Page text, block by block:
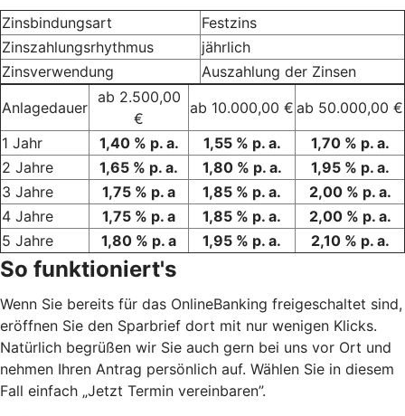
Zinsbindungsart
Festzins
Zinszahlungsrhythmus
jährlich
Zinsverwendung
Auszahlung der Zinsen
Anlagedauer
ab 2.500,00
€
ab 10.000,00 € ab 50.000,00 €
1 Jahr
1,40 % p. a. 1,55 % p. a.
1,70 % p. a.
2 Jahre
1,65 % p. a. 1,80 % p. a.
1,95 % p. a.
3 Jahre
1,75 % p. a 1,85 % p. a.
2,00 % p. a.
4 Jahre
1,75 % p. a 1,85 % p. a.
2,00 % p. a.
5 Jahre
1,80 % p. a 1,95 % p. a. 2,10 % p. a.
So funktioniert's
Wenn Sie bereits für das OnlineBanking freigeschaltet sind,
eröffnen Sie den Sparbrief dort mit nur wenigen Klicks.
Natürlich begrüßen wir Sie auch gern bei uns vor Ort und
nehmen Ihren Antrag persönlich auf. Wählen Sie in diesem
Fall einfach „Jetzt Termin vereinbaren”.